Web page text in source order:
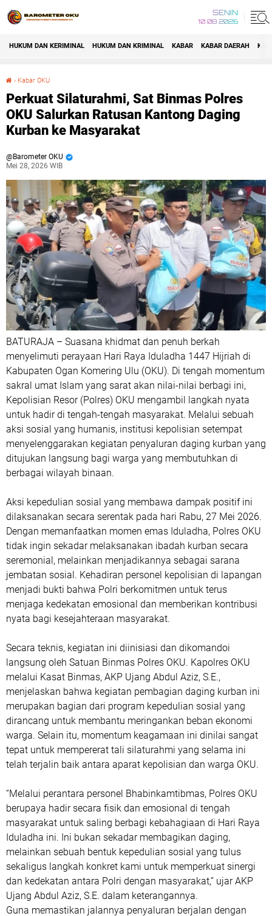
SENIN
10 08 2026
HUKUM DAN KERIMINAL HUKUM DAN KRIMINAL KABAR KABAR DAERAH
› Kabar OKU
Perkuat Silaturahmi, Sat Binmas Polres
OKU Salurkan Ratusan Kantong Daging
Kurban ke Masyarakat
Barometer OKU
Mei 28, 2026 WIB
BATURAJA – Suasana khidmat dan penuh berkah
menyelimuti perayaan Hari Raya Iduladha 1447 Hijriah di
Kabupaten Ogan Komering Ulu (OKU). Di tengah momentum
sakral umat Islam yang sarat akan nilai-nilai berbagi ini,
Kepolisian Resor (Polres) OKU mengambil langkah nyata
untuk hadir di tengah-tengah masyarakat. Melalui sebuah
aksi sosial yang humanis, institusi kepolisian setempat
menyelenggarakan kegiatan penyaluran daging kurban yang
ditujukan langsung bagi warga yang membutuhkan di
berbagai wilayah binaan.
Aksi kepedulian sosial yang membawa dampak positif ini
dilaksanakan secara serentak pada hari Rabu, 27 Mei 2026.
Dengan memanfaatkan momen emas Iduladha, Polres OKU
tidak ingin sekadar melaksanakan ibadah kurban secara
seremonial, melainkan menjadikannya sebagai sarana
jembatan sosial. Kehadiran personel kepolisian di lapangan
menjadi bukti bahwa Polri berkomitmen untuk terus
menjaga kedekatan emosional dan memberikan kontribusi
nyata bagi kesejahteraan masyarakat.
Secara teknis, kegiatan ini diinisiasi dan dikomandoi
langsung oleh Satuan Binmas Polres OKU. Kapolres OKU
melalui Kasat Binmas, AKP Ujang Abdul Aziz, S.E.,
menjelaskan bahwa kegiatan pembagian daging kurban ini
merupakan bagian dari program kepedulian sosial yang
dirancang untuk membantu meringankan beban ekonomi
warga. Selain itu, momentum keagamaan ini dinilai sangat
tepat untuk mempererat tali silaturahmi yang selama ini
telah terjalin baik antara aparat kepolisian dan warga OKU.
“Melalui perantara personel Bhabinkamtibmas, Polres OKU
berupaya hadir secara fisik dan emosional di tengah
masyarakat untuk saling berbagi kebahagiaan di Hari Raya
Iduladha ini. Ini bukan sekadar membagikan daging,
melainkan sebuah bentuk kepedulian sosial yang tulus
sekaligus langkah konkret kami untuk memperkuat sinergi
dan kedekatan antara Polri dengan masyarakat,” ujar AKP
Ujang Abdul Aziz, S.E. dalam keterangannya.
Guna memastikan jalannya penyaluran berjalan dengan